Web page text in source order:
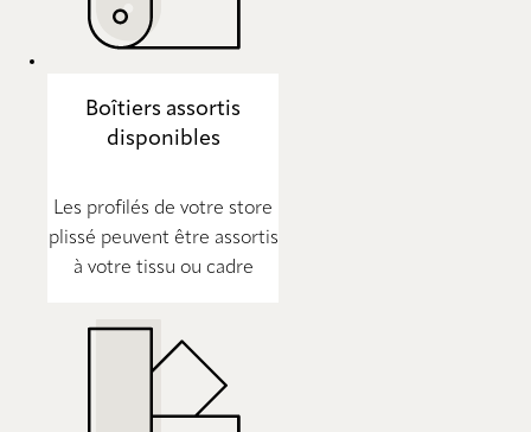
Boîtiers assortis
disponibles
Les profilés de votre store
plissé peuvent être assortis
à votre tissu ou cadre